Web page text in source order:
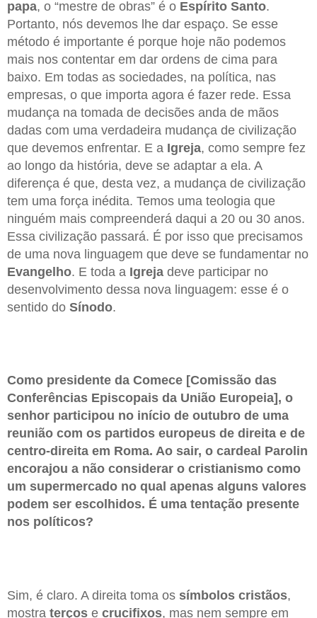
papa, o “mestre de obras” é o Espírito Santo.
Portanto, nós devemos lhe dar espaço. Se esse
método é importante é porque hoje não podemos
mais nos contentar em dar ordens de cima para
baixo. Em todas as sociedades, na política, nas
empresas, o que importa agora é fazer rede. Essa
mudança na tomada de decisões anda de mãos
dadas com uma verdadeira mudança de civilização
que devemos enfrentar. E a Igreja, como sempre fez
ao longo da história, deve se adaptar a ela. A
diferença é que, desta vez, a mudança de civilização
tem uma força inédita. Temos uma teologia que
ninguém mais compreenderá daqui a 20 ou 30 anos.
Essa civilização passará. É por isso que precisamos
de uma nova linguagem que deve se fundamentar no
Evangelho. E toda a Igreja deve participar no
desenvolvimento dessa nova linguagem: esse é o
sentido do Sínodo.
Como presidente da Comece [Comissão das
Conferências Episcopais da União Europeia], o
senhor participou no início de outubro de uma
reunião com os partidos europeus de direita e de
centro-direita em Roma. Ao sair, o cardeal Parolin
encorajou a não considerar o cristianismo como
um supermercado no qual apenas alguns valores
podem ser escolhidos. É uma tentação presente
nos políticos?
Sim, é claro. A direita toma os símbolos cristãos,
mostra terços e crucifixos, mas nem sempre em